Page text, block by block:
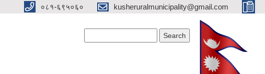
०८१-६९५०६० kusheruralmunicipality@gmail.com